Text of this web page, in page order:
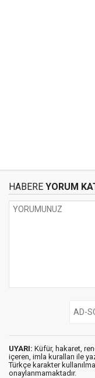
HABERE YORUM
UYARI: Küfür, hakaret,
içeren, imla kuralları ile
Türkçe karakter
onaylanmamaktadır.